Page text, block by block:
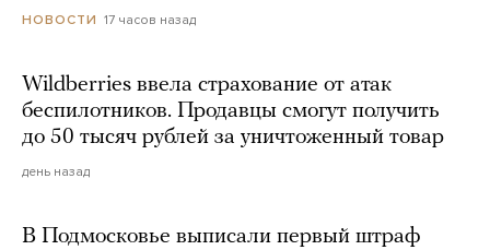
НОВОСТИ 17 часов назад
Wildberries ввела страхование от атак
беспилотников. Продавцы смогут получить
до 50 тысяч рублей за уничтоженный товар
день назад
В Подмосковье выписали первый штраф